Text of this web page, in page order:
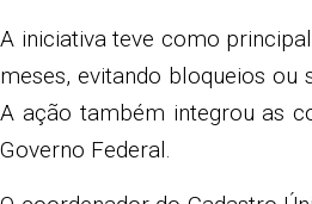
A iniciativa teve como
meses, evitando bloqueios
A ação também integrou as
Governo Federal.